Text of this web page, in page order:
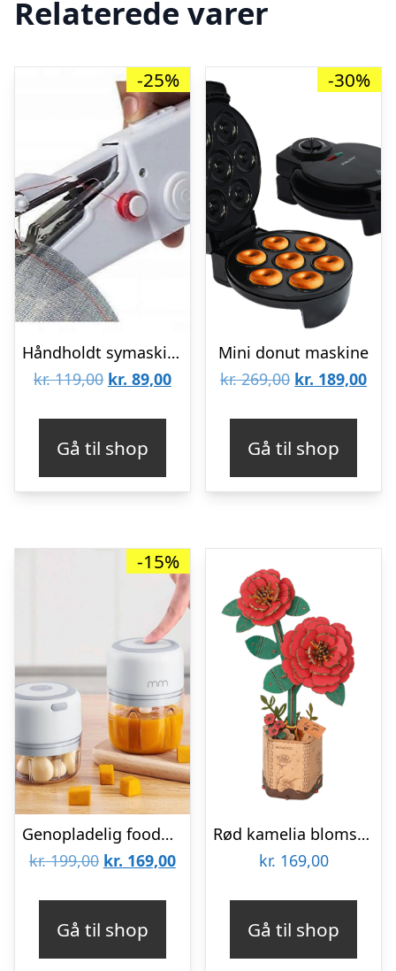
Relaterede varer
-25%
Håndholdt symaskine
kr.119,00 Den
kr. 119,00.
kr. 89,00Den
kr. 89,00.
Gå til shop
-30%
Mini donut maskine
kr.269,00 Den
kr. 269,00.
kr. 189,00Den
kr.
Gå til shop
-15%
Genopladelig foodprocessor
kr.199,00 Den
kr. 169,00Den
Gå til shop
Rød kamelia blomst 3D-puslespil fra Rowoodâ¢ (TW031)
kr. 169,00
Gå til shop